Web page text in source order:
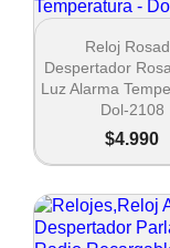
 Vista
Reloj
Despertador
Luz Alarma
Dol-2108
$4.990